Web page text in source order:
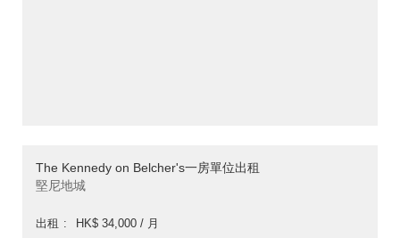
The Kennedy on Belcher's一房單位出租
堅尼地城
出租
HK$ 34,000 / 月